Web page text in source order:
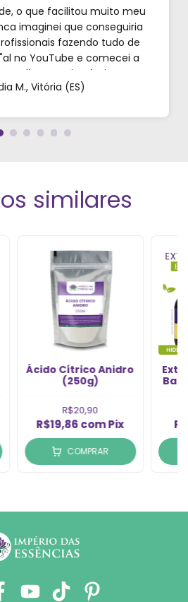
o que facilitou muito meu
imaginei que conseguiria
fazendo tudo de
no YouTube e comecei a
As dicas são incríveis e os
como mostram nos
perfumes!”
M., Vitória (ES)
similares
Ácido Cítrico Anidro
(250g)
R$20,90
R$19,86comPix
COMPRAR